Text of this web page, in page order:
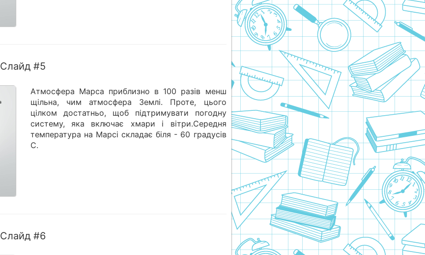
Слайд #5
Атмосфера Марса приблизно в 100 разів менш
щільна, чим атмосфера Землі. Проте, цього
цілком достатньо, щоб підтримувати погодну
систему, яка включає хмари і вітри.Середня
температура на Марсі складає біля - 60 градусів
С.
Слайд #6